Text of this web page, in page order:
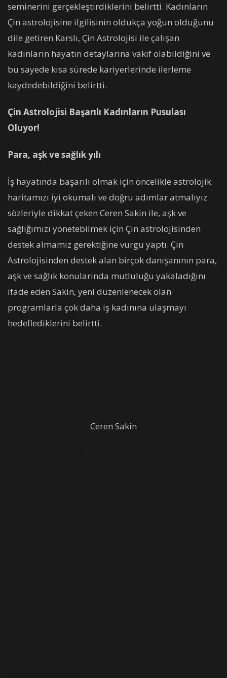
seminerini gerçekleştirdiklerini belirtti. Kadınların
Çin astrolojisine ilgilisinin oldukça yoğun olduğunu
dile getiren Karslı, Çin Astrolojisi ile çalışan
kadınların hayatın detaylarına vakıf olabildiğini ve
bu sayede kısa sürede kariyerlerinde ilerleme
kaydedebildiğini belirtti.
Çin Astrolojisi Başarılı Kadınların Pusulası
Oluyor!
Para, aşk ve sağlık yılı
İş hayatında başarılı olmak için öncelikle astrolojik
haritamızı iyi okumalı ve doğru adımlar atmalıyız
sözleriyle dikkat çeken Ceren Sakin ile, aşk ve
sağlığımızı yönetebilmek için Çin astrolojisinden
destek almamız gerektiğine vurgu yaptı. Çin
Astrolojisinden destek alan birçok danışanının para,
aşk ve sağlık konularında mutluluğu yakaladığını
ifade eden Sakin, yeni düzenlenecek olan
programlarla çok daha iş kadınına ulaşmayı
hedeflediklerini belirtti.
Ceren Sakin